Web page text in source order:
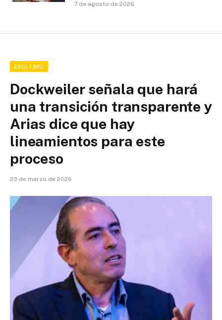
7 de agosto de 2026
ESÚLTIMO
Dockweiler señala que hará
una transición transparente y
Arias dice que hay
lineamientos para este
proceso
23 de marzo de 2026